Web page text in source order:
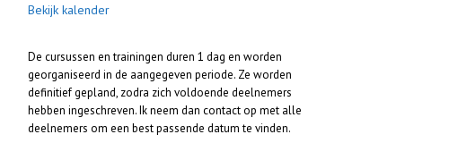
Bekijk kalender
De cursussen en trainingen duren 1 dag en worden
georganiseerd in de aangegeven periode. Ze worden
definitief gepland, zodra zich voldoende deelnemers
hebben ingeschreven. Ik neem dan contact op met alle
deelnemers om een best passende datum te vinden.